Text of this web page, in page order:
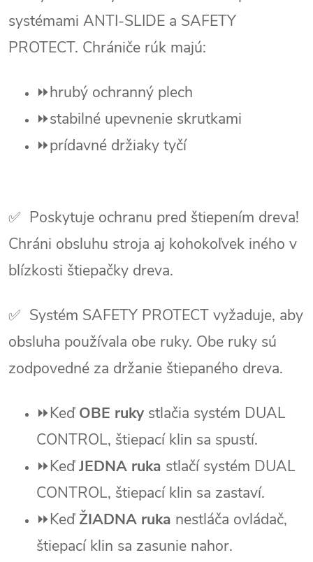
systémami ANTI-SLIDE a SAFETY
PROTECT. Chrániče rúk majú:
⏩hrubý ochranný plech
⏩stabilné upevnenie skrutkami
⏩prídavné držiaky tyčí
✅ Poskytuje ochranu pred štiepením dreva!
Chráni obsluhu stroja aj kohokoľvek iného v
blízkosti štiepačky dreva.
✅ Systém SAFETY PROTECT vyžaduje, aby
obsluha používala obe ruky. Obe ruky sú
zodpovedné za držanie štiepaného dreva.
⏩Keď OBE ruky stlačia systém DUAL
CONTROL, štiepací klin sa spustí.
⏩KeďJEDNA ruka stlačí systém DUAL
CONTROL, štiepací klin sa zastaví.
⏩Keď ŽIADNA ruka nestláča ovládač,
štiepací klin sa zasunie nahor.